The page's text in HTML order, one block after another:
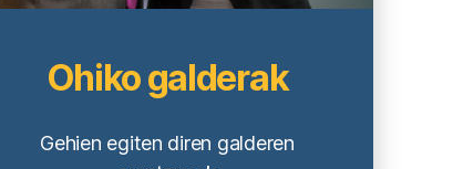
Ohiko galderak
Gehien egiten diren galderen